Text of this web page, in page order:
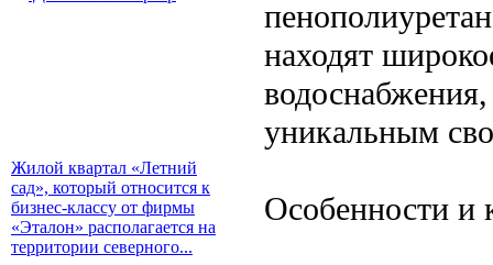
Жилой квартал «Летний
сад», который относится к
бизнес-классу от фирмы
«Эталон» располагается на
территории северного...
находят
уникальным
Особенности и